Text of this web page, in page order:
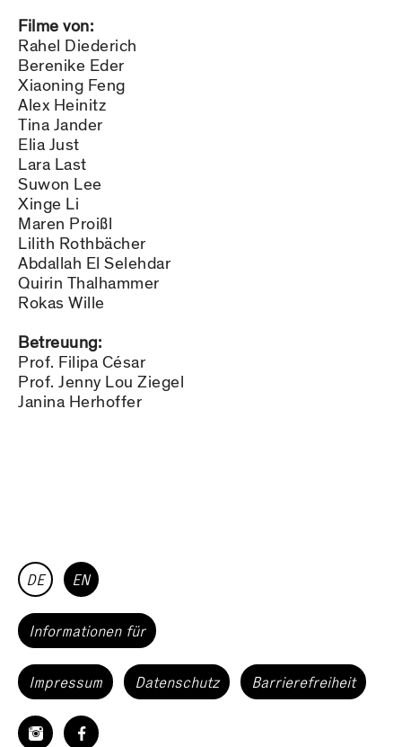
Filme von:
Rahel Diederich
Berenike Eder
Xiaoning Feng
Alex Heinitz
Tina Jander
Elia Just
Lara Last
Suwon Lee
Xinge Li
Maren Proißl
Lilith Rothbächer
Abdallah El Selehdar
Quirin Thalhammer
Rokas Wille
Betreuung:
Prof. Filipa César
Prof. Jenny Lou Ziegel
Janina Herhoffer
Informationen für
DE EN
Impressum Datenschutz Barrierefreiheit